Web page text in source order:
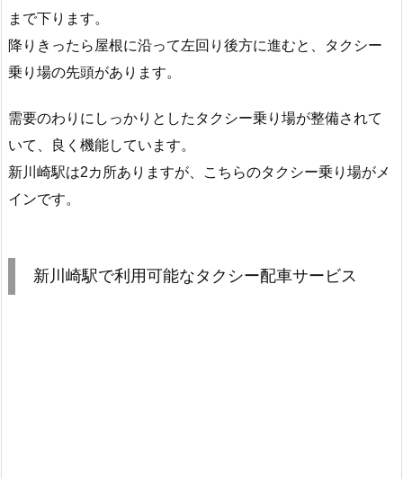
まで下ります。
降りきったら屋根に沿って左回り後方に進むと、タクシー
乗り場の先頭があります。
需要のわりにしっかりとしたタクシー乗り場が整備されて
いて、良く機能しています。
新川崎駅は2カ所ありますが、こちらのタクシー乗り場がメ
インです。
新川崎駅で利用可能なタクシー配車サービス